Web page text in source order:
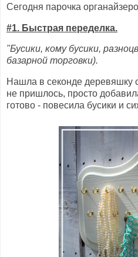
Сегодня парочка
#1. Быстрая переделка.
"Бусики, кому бусики,
базарной торговки).
Нашла в секонде деревяшку
не пришлось, просто
готово - повесила бусики и